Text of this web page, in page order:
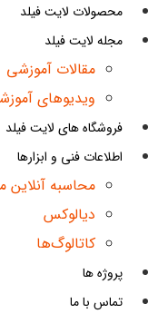
محصولات لایت فیلد
مجله لایت فیلد
مقالات آموزشی
ویدیوهای
فروشگاه های لایت فیلد
اطلاعات فنی و ابزارها
محاسبه آنلاین
دیالوکس
کاتالوگ‌ها
پروژه ها
تماس با ما